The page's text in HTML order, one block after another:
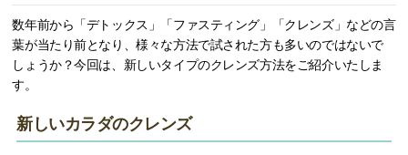
数年前から「デトックス」「ファスティング」「クレンズ」などの言
葉が当たり前となり、様々な方法で試された方も多いのではないで
しょうか？今回は、新しいタイプのクレンズ方法をご紹介いたしま
す。
新しいカラダのクレンズ